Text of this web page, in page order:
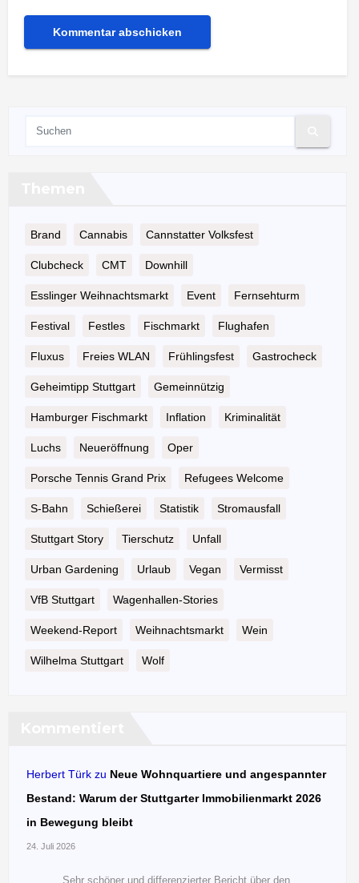
Brand Cannabis Cannstatter Volksfest
Clubcheck CMT Downhill
Esslinger Weihnachtsmarkt Event Fernsehturm
Festival Festles Fischmarkt Flughafen
Fluxus Freies WLAN Frühlingsfest Gastrocheck
Geheimtipp Stuttgart Gemeinnützig
Hamburger Fischmarkt Inflation Kriminalität
Luchs Neueröffnung Oper
Porsche Tennis Grand Prix Refugees Welcome
S-Bahn Schießerei Statistik Stromausfall
Stuttgart Story Tierschutz Unfall
Urban Gardening Urlaub Vegan Vermisst
VfB Stuttgart Wagenhallen-Stories
Weekend-Report Weihnachtsmarkt Wein
Wilhelma Stuttgart Wolf
Herbert Türk zu Neue Wohnquartiere und angespannter
Bestand: Warum der Stuttgarter Immobilienmarkt 2026
in Bewegung bleibt
24. Juli 2026
Sehr schöner und differenzierter Bericht über den